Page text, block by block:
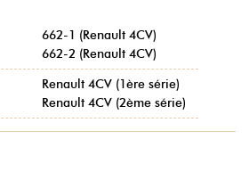
662-1 (Renault 4CV)
662-2 (Renault 4CV)
Renault 4CV (1ère série)
Renault 4CV (2ème série)